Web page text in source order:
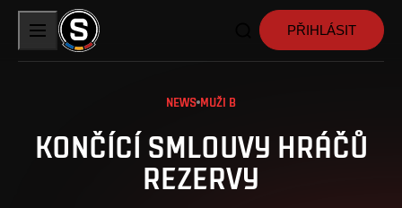
PŘIHLÁSIT
NEWS MUŽI B
KONČÍCÍ SMLOUVY HRÁČŮ
REZERVY